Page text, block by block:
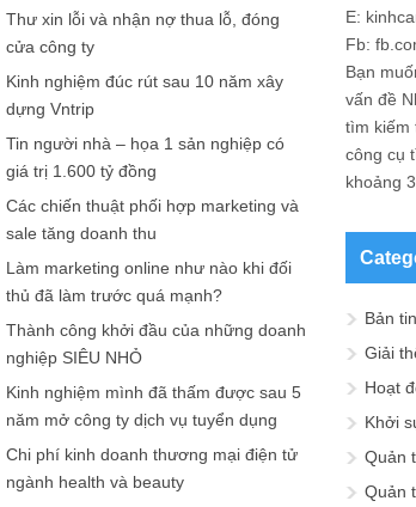
Thư xin lỗi và nhận nợ thua lỗ, đóng
cửa công ty
Kinh nghiệm đúc rút sau 10 năm xây
dựng Vntrip
Tin người nhà – họa 1 sản nghiệp có
giá trị 1.600 tỷ đồng
Các chiến thuật phối hợp marketing và
sale tăng doanh thu
Làm marketing online như nào khi đối
thủ đã làm trước quá mạnh?
Thành công khởi đầu của những doanh
nghiệp SIÊU NHỎ
Kinh nghiệm mình đã thấm được sau 5
năm mở công ty dịch vụ tuyển dụng
Chi phí kinh doanh thương mại điện tử
ngành health và beauty
E:
Fb:
Bạn
vấn đề
tìm kiếm
công cụ
khoảng
Bản
Giải
Hoạt
Khởi
Quản
Quản